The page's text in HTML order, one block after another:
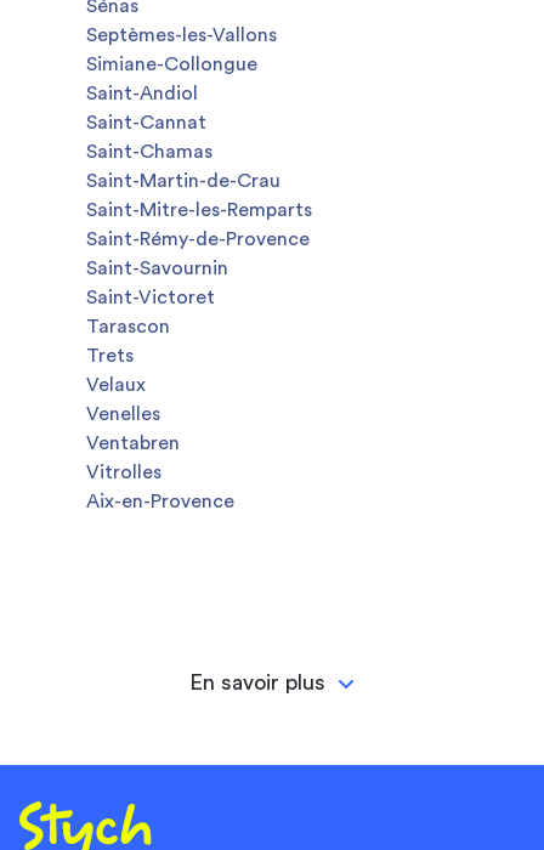
Sénas
Septèmes-les-Vallons
Simiane-Collongue
Saint-Andiol
Saint-Cannat
Saint-Chamas
Saint-Martin-de-Crau
Saint-Mitre-les-Remparts
Saint-Rémy-de-Provence
Saint-Savournin
Saint-Victoret
Tarascon
Trets
Velaux
Venelles
Ventabren
Vitrolles
Aix-en-Provence
En savoir plus